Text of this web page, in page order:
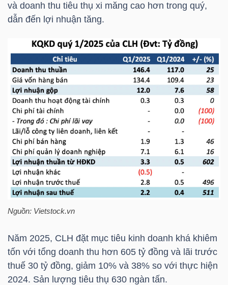
và doanh thu tiêu thụ xi măng cao hơn trong quý,
dẫn đến lợi nhuận tăng.
Nguồn: Vietstock.vn
Năm 2025, CLH đặt mục tiêu kinh doanh khá khiêm
tốn với tổng doanh thu hơn 605 tỷ đồng và lãi trước
thuế 30 tỷ đồng, giảm 10% và 38% so với thực hiện
2024. Sản lượng tiêu thụ 630 ngàn tấn.
KINH
TẾ
THẾ
GIỚI
ĐÔNG
DƯƠNG
CHÍNH
CÁ
NHÂN